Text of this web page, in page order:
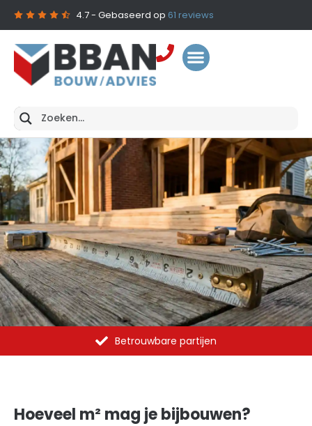
4.7- Gebaseerd op 61 reviews
Al meer dan 1375 opdrachten uitgevoerd
Hoeveel m² mag je bijbouwen?